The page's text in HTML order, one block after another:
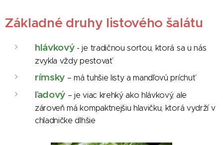
Základné druhy listového šalátu
hlávkový- je tradičnou sortou, ktorá sa u nás
zvykla vždy pestovať
rímsky – má tuhšie listy a mandľovú príchuť
ľadový – je viac krehký ako hlávkový, ale
zároveň má kompaktnejšiu hlavičku, ktorá vydrží v
chladničke dlhšie